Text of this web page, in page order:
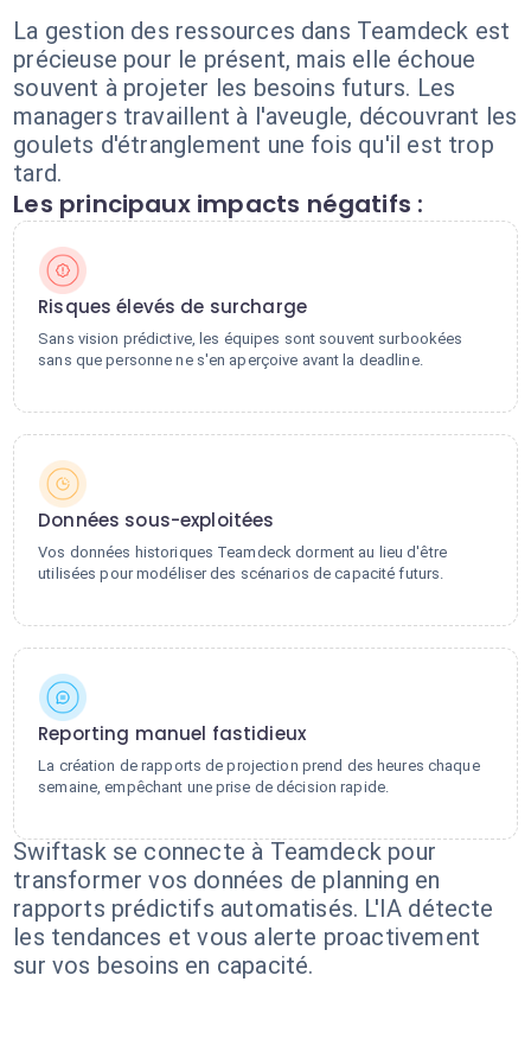
La gestion des ressources dans Teamdeck est
précieuse pour le présent, mais elle échoue
souvent à projeter les besoins futurs. Les
managers travaillent à l'aveugle, découvrant les
goulets d'étranglement une fois qu'il est trop
tard.
Les principaux impacts négatifs :
Risques élevés de surcharge
Sans vision prédictive, les équipes sont souvent surbookées
sans que personne ne s'en aperçoive avant la deadline.
Données sous-exploitées
Vos données historiques Teamdeck dorment au lieu d'être
utilisées pour modéliser des scénarios de capacité futurs.
Reporting manuel fastidieux
La création de rapports de projection prend des heures chaque
semaine, empêchant une prise de décision rapide.
Swiftask se connecte à Teamdeck pour
transformer vos données de planning en
rapports prédictifs automatisés. L'IA détecte
les tendances et vous alerte proactivement
sur vos besoins en capacité.